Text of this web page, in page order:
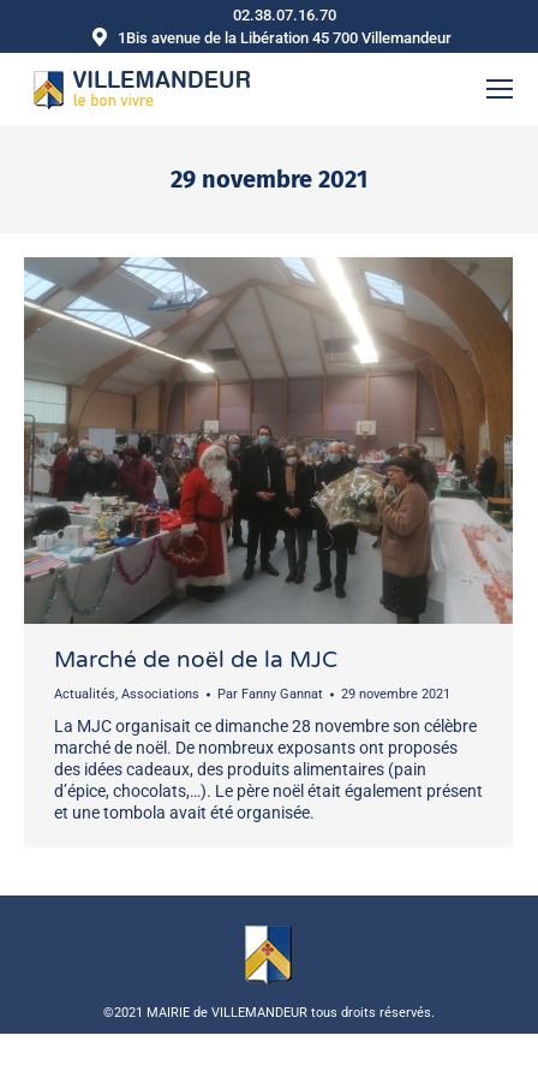
02.38.07.16.70
1Bis avenue de la Libération 45 700 Villemandeur
29 novembre 2021
Marché de noël de la MJC
Actualités, Associations Par Fanny Gannat 29 novembre 2021
La MJC organisait ce dimanche 28 novembre son célèbre
marché de noël. De nombreux exposants ont proposés
des idées cadeaux, des produits alimentaires (pain
d’épice, chocolats,…). Le père noël était également présent
et une tombola avait été organisée.
©2021 MAIRIE de VILLEMANDEUR tous droits réservés.